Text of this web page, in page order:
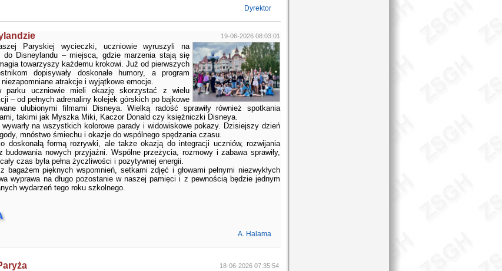
Dyrektor
19-06-2026 08:03:01
Paryskiej wycieczki, uczniowie wyruszyli na
do Disneylandu – miejsca, gdzie marzenia stają się
towarzyszy każdemu krokowi. Już od pierwszych
dopisywały doskonałe humory, a program
niezapomniane atrakcje i wyjątkowe emocje.
parku uczniowie mieli okazję skorzystać z wielu
– od pełnych adrenaliny kolejek górskich po bajkowe
ulubionymi filmami Disneya. Wielką radość sprawiły również spotkania
takimi jak Myszka Miki, Kaczor Donald czy księżniczki Disneya.
wywarły na wszystkich kolorowe parady i widowiskowe pokazy. Dzisiejszy dzień
mnóstwo śmiechu i okazje do wspólnego spędzania czasu.
doskonałą formą rozrywki, ale także okazją do integracji uczniów, rozwijania
budowania nowych przyjaźni. Wspólne przeżycia, rozmowy i zabawa sprawiły,
czas była pełna życzliwości i pozytywnej energii.
bagażem pięknych wspomnień, setkami zdjęć i głowami pełnymi niezwykłych
wyprawa na długo pozostanie w naszej pamięci i z pewnością będzie jednym
wydarzeń tego roku szkolnego.
A. Halama
18-06-2026 07:35:54